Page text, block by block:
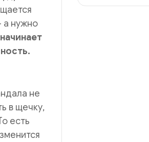
а нужно
не
в щечку,
есть